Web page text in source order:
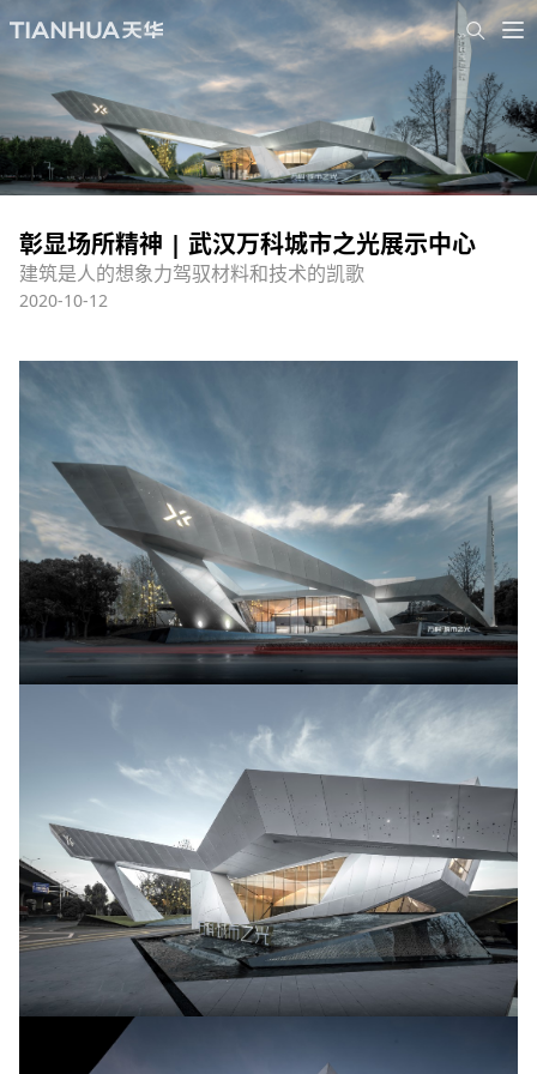
彰显场所精神 | 武汉万科城市之光展示中心
建筑是人的想象力驾驭材料和技术的凯歌
2020-10-12